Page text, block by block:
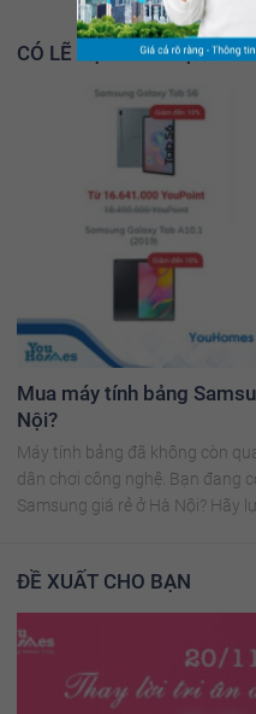
CÓ LẼ BẠN NÊN ĐỌC
Mua máy tính bảng
Nội?
Máy tính bảng đã không còn
dân chơi công nghệ. Bạn đang
Samsung giá rẻ ở Hà Nội? Hãy
ĐỀ XUẤT CHO BẠN